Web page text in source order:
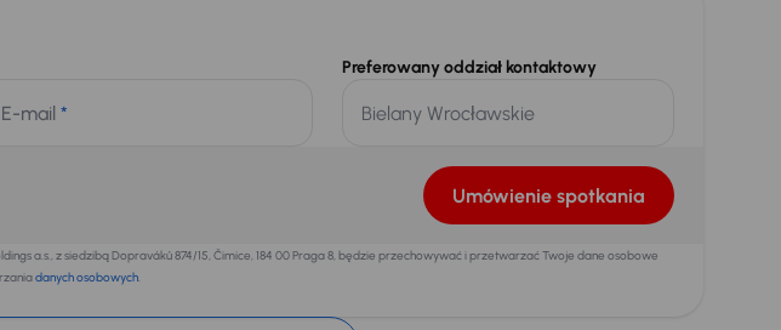
E-mail *
Preferowany oddział kontaktowy
Umówienie spotkania
a.s., z siedzibą Dopraváků 874/15, Čimice, 184 00 Praga 8, będzie przechowywać i przetwarzać Twoje dane osobowe
danych osobowych.